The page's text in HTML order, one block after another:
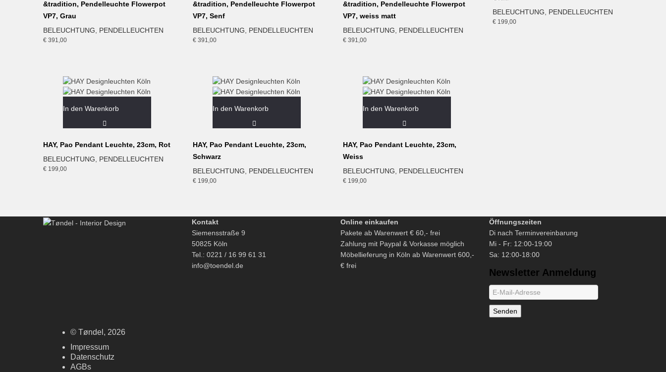
&tradition, Pendelleuchte Flowerpot
VP7, Grau
BELEUCHTUNG
PENDELLEUCHTEN
€ 391,00
&tradition, Pendelleuchte Flowerpot
VP7, Senf
BELEUCHTUNG
PENDELLEUCHTEN
€ 391,00
&tradition, Pendelleuchte Flowerpot
VP7, weiss matt
BELEUCHTUNG
PENDELLEUCHTEN
€391,00
BELEUCHTUNG
PENDELLEUCHTEN
€ 199,00
In den Warenkorb
HAY, Pao Pendant Leuchte, 23cm, Rot
BELEUCHTUNG, PENDELLEUCHTEN
€ 199,00
In den Warenkorb
HAY, Pao Pendant Leuchte, 23cm,
Schwarz
BELEUCHTUNG, PENDELLEUCHTEN
€ 199,00
In den Warenkorb
HAY, Pao Pendant Leuchte, 23cm,
Weiss
BELEUCHTUNG, PENDELLEUCHTEN
€199,00
Kontakt
Siemensstraße 9
50825 Köln
Tel.: 0221 / 16 99 61 31
info@toendel.de
Online einkaufen
Pakete ab Warenwert € 60,- frei
Zahlung mit Paypal & Vorkasse möglich
Möbellieferung in Köln ab Warenwert 600,-
€ frei
Öffnungszeiten
Di nach Terminvereinbarung
Mi - Fr: 12:00-19:00
Sa: 12:00-18:00
Newsletter Anmeldung
© Tøndel, 2026
Impressum
Datenschutz
AGBs